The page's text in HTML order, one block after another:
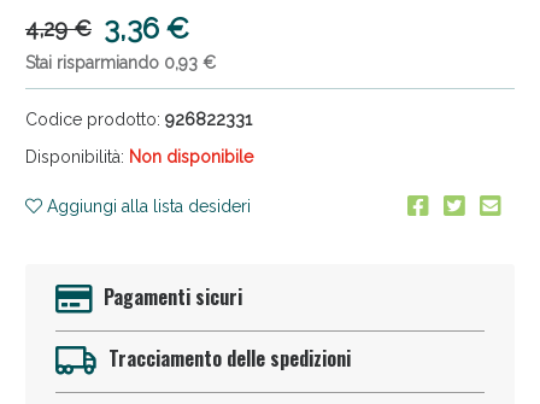
4,29 € 3,36 €
Stai risparmiando 0,93 €
Codice prodotto: 926822331
Disponibilità: Non disponibile
Aggiungi alla lista desideri
Pagamenti sicuri
Tracciamento delle spedizioni
Anticellulite e Fanghi: Sconto fino al 40% valido